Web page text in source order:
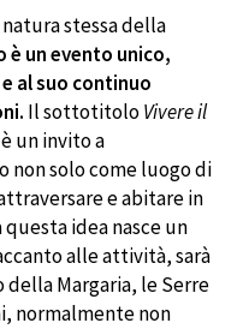
stessa della
un evento unico,
al suo continuo
Il sottotitoloVivere il
un invito a
non solo come luogo di
e abitare in
idea nasce un
alle attività, sarà
della Margaria, le Serre
normalmente non